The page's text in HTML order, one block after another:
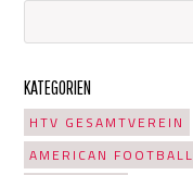
KATEGORIEN
HTV GESAMTVEREIN
AMERICAN FOOTBALL